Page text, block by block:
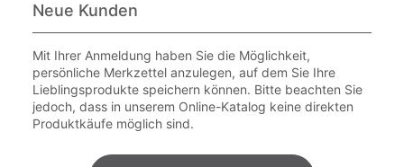
Neue Kunden
Mit Ihrer Anmeldung haben Sie die Möglichkeit,
persönliche Merkzettel anzulegen, auf dem Sie Ihre
Lieblingsprodukte speichern können. Bitte beachten Sie
jedoch, dass in unserem Online-Katalog keine direkten
Produktkäufe möglich sind.